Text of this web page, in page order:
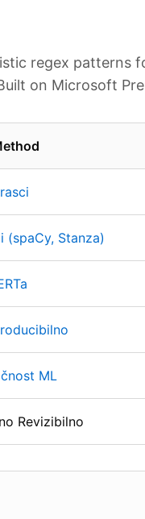
regex patterns
on Microsoft
(spaCy, Stanza)
ML
Revizibilno